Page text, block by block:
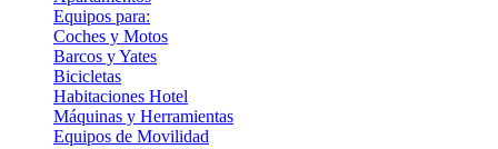
Equipos para:
Coches y Motos
Barcos y Yates
Bicicletas
Habitaciones Hotel
Máquinas y Herramientas
Equipos de Movilidad